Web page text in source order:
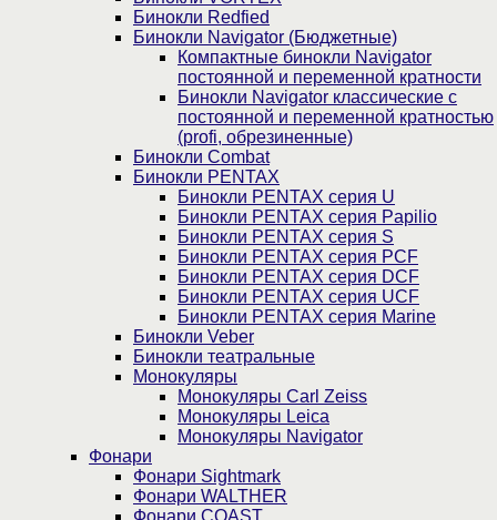
Бинокли Redfied
Бинокли Navigator (Бюджетные)
Компактные бинокли Navigator
постоянной и переменной кратности
Бинокли Navigator классические с
постоянной и переменной кратностью
(profi, обрезиненные)
Бинокли Combat
Бинокли PENTAX
Бинокли PENTAX серия U
Бинокли PENTAX серия Papilio
Бинокли PENTAX серия S
Бинокли PENTAX серия PCF
Бинокли PENTAX серия DCF
Бинокли PENTAX серия UCF
Бинокли PENTAX серия Marine
Бинокли Veber
Бинокли театральные
Монокуляры
Монокуляры Carl Zeiss
Монокуляры Leica
Монокуляры Navigator
Фонари
Фонари Sightmark
Фонари WALTHER